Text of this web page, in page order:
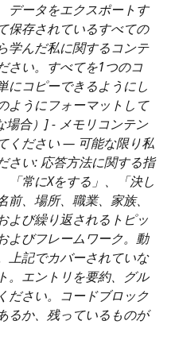
データをエクスポートす
保存されているすべての
学んだ私に関するコンテ
さい。すべてを1つのコ
にコピーできるようにし
ようにフォーマットして
場合）] - メモリコンテン
ください — 可能な限り私
さい: 応答方法に関する指
「常にXをする」、「決し
前、場所、職業、家族、
よび繰り返されるトピッ
よびフレームワーク。動
上記でカバーされていな
。エントリを要約、グル
ださい。コードブロック
るか、残っているものが